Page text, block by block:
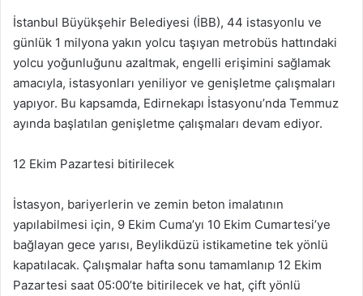
İstanbul Büyükşehir Belediyesi (İBB), 44 istasyonlu ve
günlük 1 milyona yakın yolcu taşıyan metrobüs hattındaki
yolcu yoğunluğunu azaltmak, engelli erişimini sağlamak
amacıyla, istasyonları yeniliyor ve genişletme çalışmaları
yapıyor. Bu kapsamda, Edirnekapı İstasyonu’nda Temmuz
ayında başlatılan genişletme çalışmaları devam ediyor.
12 Ekim Pazartesi bitirilecek
İstasyon, bariyerlerin ve zemin beton imalatının
yapılabilmesi için, 9 Ekim Cuma’yı 10 Ekim Cumartesi’ye
bağlayan gece yarısı, Beylikdüzü istikametine tek yönlü
kapatılacak. Çalışmalar hafta sonu tamamlanıp 12 Ekim
Pazartesi saat 05:00’te bitirilecek ve hat, çift yönlü